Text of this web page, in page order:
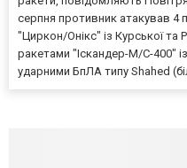
серпня противник атакував 4
"Циркон/Онікс" із Курської та
ракетами "Іскандер-М/С-400"
ударними БпЛА типу Shahed